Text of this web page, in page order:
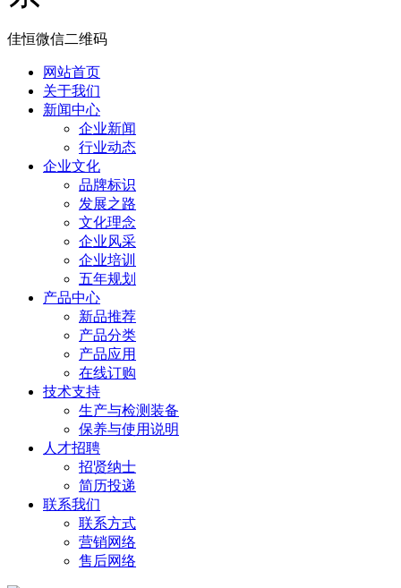
佳恒微信二维码
网站首页
关于我们
新闻中心
企业新闻
行业动态
企业文化
品牌标识
发展之路
文化理念
企业风采
企业培训
五年规划
产品中心
新品推荐
产品分类
产品应用
在线订购
技术支持
生产与检测装备
保养与使用说明
人才招聘
招贤纳士
简历投递
联系我们
联系方式
营销网络
售后网络